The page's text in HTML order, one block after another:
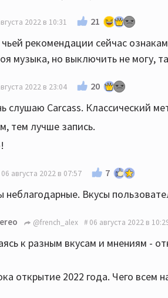
2022 в 10:31 21
рекомендации сейчас
музыка, но выключить не могу,
2022 в 23:04 20
слушаю Carcass. Классический
тем лучше запись.
06 августа 2022 в 07:57 7
Вкусы
@french_alex 06 августа 2022 в
к разным вкусам и мнениям -
открытие 2022 года. Чего всем